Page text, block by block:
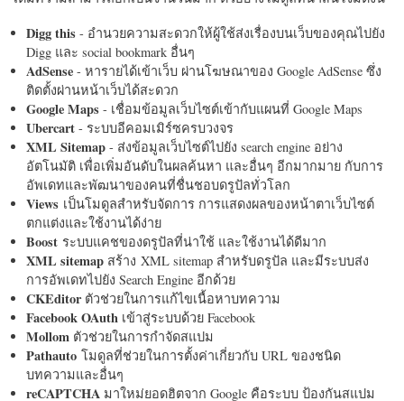
Digg this - อำนวยความสะดวกให้ผู้ใช้ส่งเรื่องบนเว็บของคุณไปยัง
Digg และ social bookmark อื่นๆ
AdSense - หารายได้เข้าเว็บ ผ่านโฆษณาของ Google AdSense ซึ่ง
ติดตั้งผ่านหน้าเว็บได้สะดวก
Google Maps - เชื่อมข้อมูลเว็บไซต์เข้ากับแผนที่ Google Maps
Ubercart - ระบบอีคอมเมิร์ซครบวงจร
XML Sitemap - ส่งข้อมูลเว็บไซต์ไปยัง search engine อย่าง
อัตโนมัติ เพื่อเพิ่มอันดับในผลค้นหา และอื่นๆ อีกมากมาย กับการ
อัพเดทและพัฒนาของคนที่ชื่นชอบดรูปัลทั่วโลก
Views เป็นโมดูลสำหรับจัดการ การแสดงผลของหน้าตาเว็บไซต์
ตกแต่งและใช้งานได้ง่าย
Boost ระบบแคชของดรูปัลที่น่าใช้ และใช้งานได้ดีมาก
XML sitemap สร้าง XML sitemap สำหรับดรูปัล และมีระบบส่ง
การอัพเดทไปยัง Search Engine อีกด้วย
CKEditorตัวช่วยในการแก้ไขเนื้อหาบทความ
Facebook OAuth เข้าสู่ระบบด้วย Facebook
Mollom ตัวช่วยในการกำจัดสแปม
Pathauto โมดูลที่ช่วยในการตั้งค่าเกี่ยวกับ URL ของชนิด
บทความและอื่นๆ
reCAPTCHA มาใหม่ยอดฮิตจาก Google คือระบบ ป้องกันสแปม